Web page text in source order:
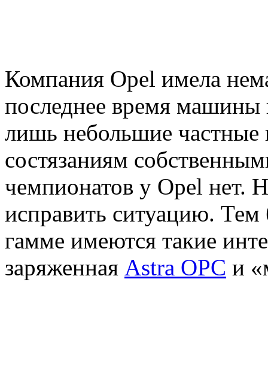
Компания Opel имела
последнее время машины
лишь небольшие частные
состязаниям
чемпионатов у Opel нет.
исправить ситуацию.
гамме имеются такие
заряженная Astra OPC и